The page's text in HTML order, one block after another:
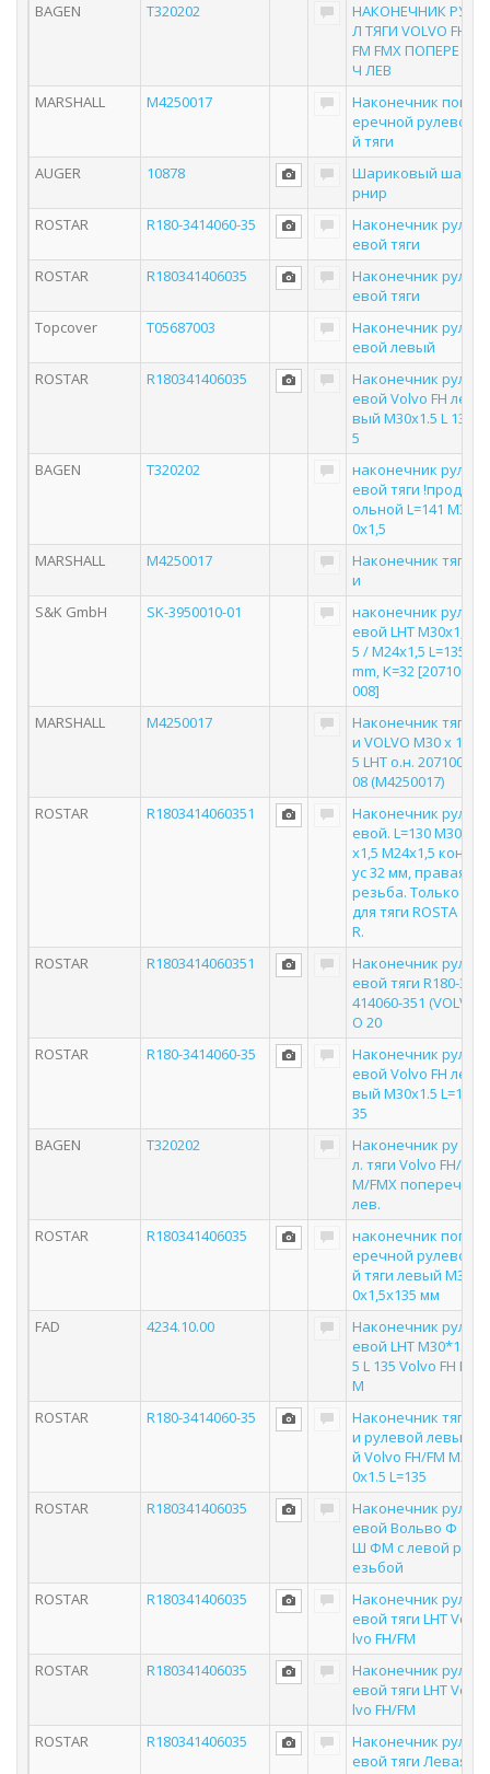
BAGEN
T320202
НАКОНЕЧНИК РУ
Л ТЯГИ VOLVO FH
FM FMX ПОПЕРЕ
Ч ЛЕВ
MARSHALL
M4250017
Наконечник поп
еречной рулево
й тяги
AUGER
10878
Шариковый ша
рнир
ROSTAR
R180-3414060-35
Наконечник рул
евой тяги
ROSTAR
R180341406035
Наконечник рул
евой тяги
Topcover
T05687003
Наконечник рул
евой левый
ROSTAR
R180341406035
Наконечник рул
евой Volvo FH ле
вый M30x1.5 L 13
5
BAGEN
T320202
наконечник рул
евой тяги !прод
ольной L=141 M3
0x1,5
MARSHALL
M4250017
Наконечник тяг
и
S&K GmbH
SK-3950010-01
наконечник рул
евой LHT М30х1,
5 / M24x1,5 L=135
mm, K=32 [207100
008]
MARSHALL
M4250017
Наконечник тяг
и VOLVO M30 x 1.
5 LHT о.н. 207100
08 (M4250017)
ROSTAR
R1803414060351
Наконечник рул
евой. L=130 M30
x1,5 M24x1,5 кон
ус 32 мм, правая
резьба. Только
для тяги ROSTA
R.
ROSTAR
R1803414060351
Наконечник рул
евой тяги R180-3
414060-351 (VOLV
O 20
ROSTAR
R180-3414060-35
Наконечник рул
евой Volvo FH ле
вый M30x1.5 L=1
35
BAGEN
T320202
Наконечник ру
л. тяги Volvo FH/F
M/FMX попереч
лев.
ROSTAR
R180341406035
наконечник поп
еречной рулево
й тяги левый M3
0х1,5х135 мм
FAD
4234.10.00
Наконечник рул
евой LHT M30*1.
5 L 135 Volvo FH F
M
ROSTAR
R180-3414060-35
Наконечник тяг
и рулевой левы
й Volvo FH/FM M3
0х1.5 L=135
ROSTAR
R180341406035
Наконечник рул
евой Вольво Ф
Ш ФМ с левой р
езьбой
ROSTAR
R180341406035
Наконечник рул
евой тяги LHT Vo
lvo FH/FM
ROSTAR
R180341406035
Наконечник рул
евой тяги LHT Vo
lvo FH/FM
ROSTAR
R180341406035
Наконечник рул
евой тяги Левая